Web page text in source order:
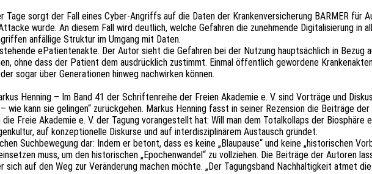
sorgt der Fall eines Cyber-Angriffs auf die Daten der Kran­ken­ver­si­che­rung BARMER für
wurde. An diesem Fall wird deut­lich, welche Gefah­ren die zuneh­men­de Digi­ta­li­sie­rung
anfäl­li­ge Struk­tur im Umgang mit Daten.
ePati­en­ten­ak­te. Der Autor sieht die Gefah­ren bei der Nutzung haupt­säch­lich in Bezug
ohne dass der Pati­ent dem ausdrück­lich zustimmt. Einmal öffent­lich gewor­de­ne
sogar über Gene­ra­tio­nen hinweg nach­wir­ken können.
Henning – Im Band 41 der Schrif­ten­rei­he der Freien Akade­mie e. V. sind Vorträ­ge und
kann sie gelin­gen“ zurück­ge­hen. Markus Henning fasst in seiner Rezen­si­on die Beiträ­ge
Freie Akade­mie e. V. der Tagung voran­ge­stellt hat: Will man dem Total­kol­laps der Biosphä­re
auf konzep­tio­nel­le Diskur­se und auf inter­dis­zi­pli­nä­rem Austausch gründet.
Such­be­we­gung dar: Indem er betont, dass es keine „Blau­pau­se“ und keine „histo­ri­schen
muss, um den histo­ri­schen „Epochen­wan­del“ zu voll­zie­hen. Die Beiträ­ge der Autoren
auf den Weg zur Verän­de­rung machen möchte. „Der Tagungs­band Nach­hal­tig­keit atmet